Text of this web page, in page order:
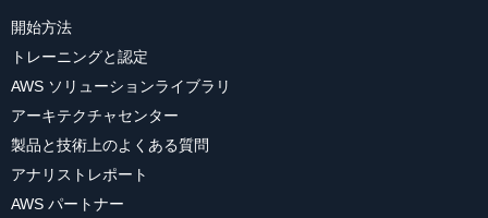
開始方法
トレーニングと認定
AWS ソリューションライブラリ
アーキテクチャセンター
製品と技術上のよくある質問
アナリストレポート
AWS パートナー